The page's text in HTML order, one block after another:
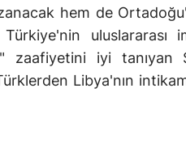
hem de
uluslararası
zaafiyetini iyi tanıyan
Libya'nın